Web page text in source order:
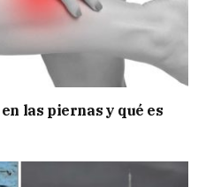
las piernas y qué es